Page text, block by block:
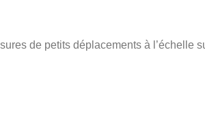
de petits déplacements à l’échelle